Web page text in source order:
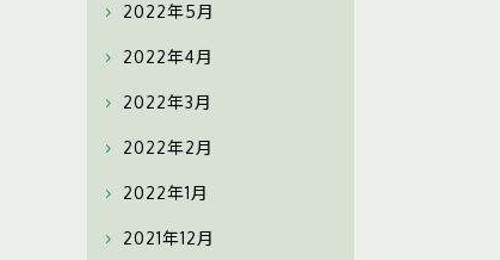
2022年5月
2022年4月
2022年3月
2022年2月
2022年1月
2021年12月